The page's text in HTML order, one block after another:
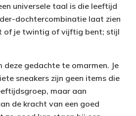
universele taal is die leeftijd
dochtercombinatie laat zien
of je twintig of vijftig bent; stijl
deze gedachte te omarmen. Je
sneakers zijn geen items die
maar aan
de kracht van een goed